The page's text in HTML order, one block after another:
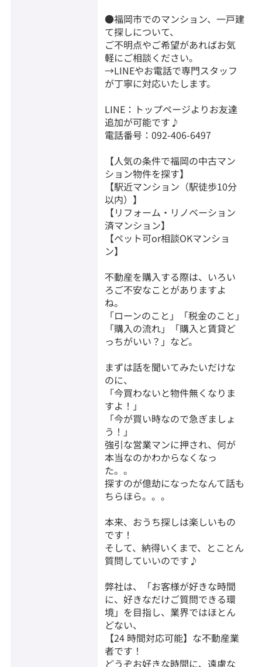
●福岡市でのマンション、一戸建
て探しについて、
ご不明点やご希望があればお気
軽にご相談ください。
→LINEやお電話で専門スタッフ
が丁寧に対応いたします。
LINE：トップページよりお友達
追加が可能です♪
電話番号：092-406-6497
【人気の条件で福岡の中古マン
ション物件を探す】
【駅近マンション（駅徒歩10分
以内）】
【リフォーム・リノベーション
済マンション】
【ペット可or相談OKマンショ
ン】
不動産を購入する際は、いろい
ろご不安なことがありますよ
ね。
「ローンのこと」「税金のこと」
「購入の流れ」「購入と賃貸ど
っちがいい？」など。
まずは話を聞いてみたいだけな
のに、
「今買わないと物件無くなりま
すよ！」
「今が買い時なので急ぎましょ
う！」
強引な営業マンに押され、何が
本当なのかわからなくなっ
た。。
探すのが億劫になったなんて話も
ちらほら。。。
本来、おうち探しは楽しいもの
です！
そして、納得いくまで、とことん
質問していいのです♪
弊社は、「お客様が好きな時間
に、好きなだけご質問できる環
境」を目指し、業界ではほとん
どない、
【24 時間対応可能】な不動産業
者です！
どうぞお好きな時間に、遠慮な